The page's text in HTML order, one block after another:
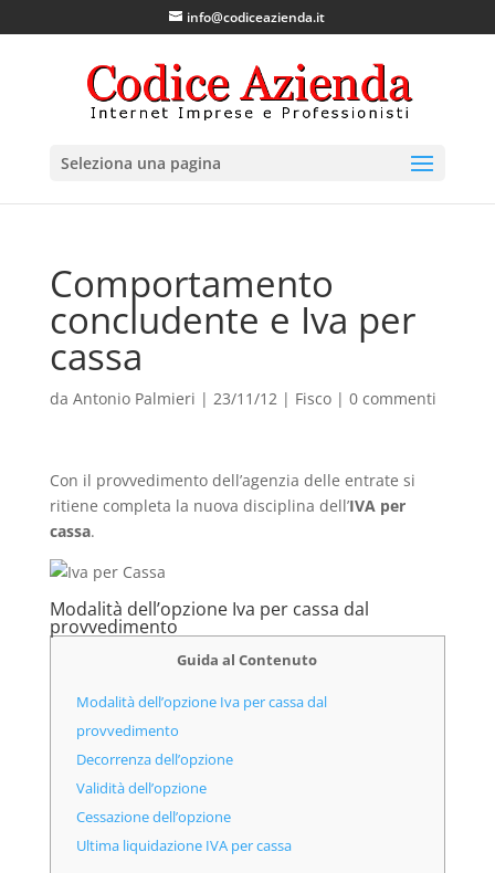
info@codiceazienda.it
Seleziona una pagina
Comportamento
concludente e Iva per
cassa
da Antonio Palmieri | 23/11/12| Fisco| 0 commenti
Con il provvedimento dell’agenzia delle entrate si
ritiene completa la nuova disciplina dell’IVA per
cassa.
Modalità dell’opzione Iva per cassa dal
provvedimento
Guida al Contenuto
Modalità dell’opzione Iva per cassa dal
provvedimento
Decorrenza dell’opzione
Validità dell’opzione
Cessazione dell’opzione
Ultima liquidazione IVA per cassa